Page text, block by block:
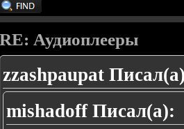
RE: Аудиоплееры
zzashpaupat
mishadoff Писал(а):